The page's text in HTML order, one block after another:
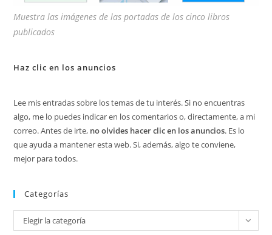
Muestra las imágenes de las portadas de los cinco libros
publicados
Haz clic en los anuncios
Lee mis entradas sobre los temas de tu interés. Si no encuentras
algo, me lo puedes indicar en los comentarios o, directamente, a mi
correo. Antes de irte, no olvides hacer clic en los anuncios. Es lo
que ayuda a mantener esta web. Si, además, algo te conviene,
mejor para todos.
Categorías
Categorías
Elegir la categoría